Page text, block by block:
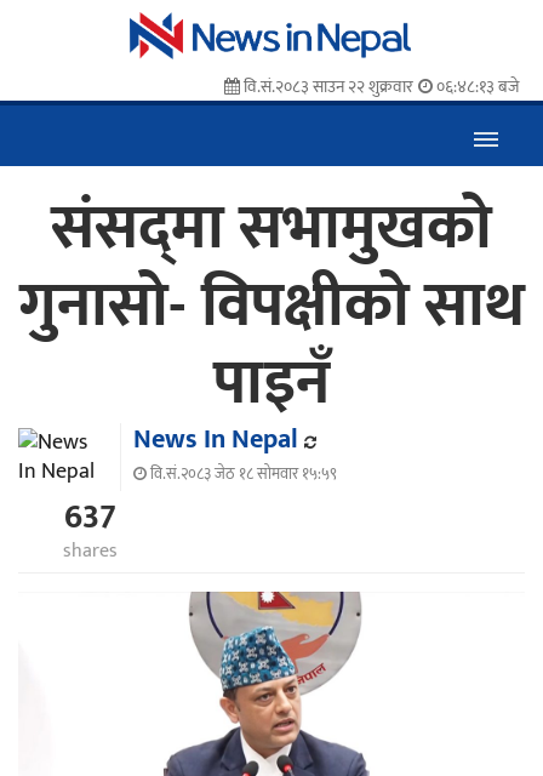
वि.सं.२०८३ साउन २२ शुक्रवार ०६:४८:१३ बजे
संसद्‌मा सभामुखको
गुनासो- विपक्षीको साथ
पाइनँ
News In Nepal
वि.सं.२०८३ जेठ १८ सोमवार १५:५९
637
shares